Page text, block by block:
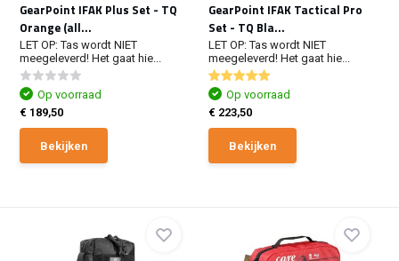
GearPoint IFAK Plus Set - TQ
Orange (all...
LET OP: Tas wordt NIET
meegeleverd! Het gaat hie...
Op voorraad
€ 189,50
Bekijken
GearPoint IFAK Tactical Pro
Set - TQ Bla...
LET OP: Tas wordt NIET
meegeleverd! Het gaat hie...
Op voorraad
€ 223,50
Bekijken